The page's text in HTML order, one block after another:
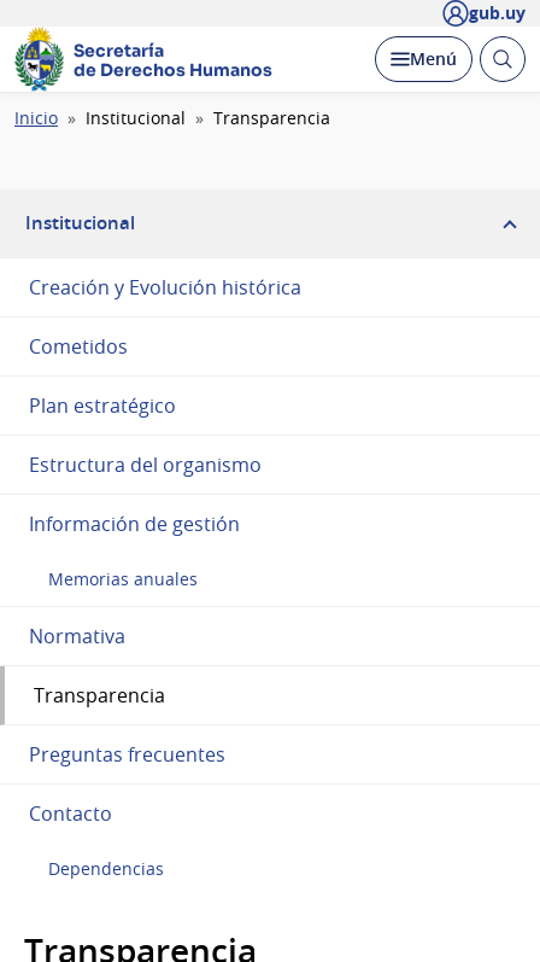
gub.uy
Secretaría
de Derechos Humanos
Desplegar
Menú Abrir
Ruta
Inicio Institucional Transparencia
Institucional
Creación y Evolución histórica
Cometidos
Plan estratégico
Estructura del organismo
Información de gestión
Memorias anuales
Normativa
Transparencia
Preguntas frecuentes
Contacto
Dependencias
Transparencia